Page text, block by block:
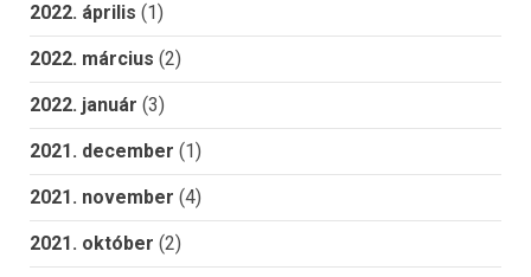
2022. április (1)
2022. március (2)
2022. január (3)
2021. december (1)
2021. november (4)
2021. október (2)